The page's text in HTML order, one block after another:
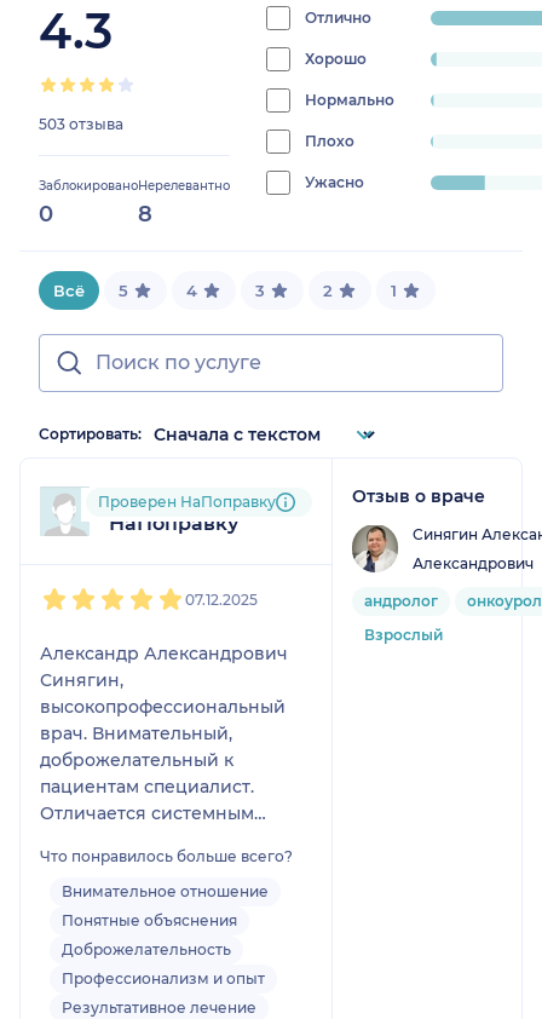
4.3
503 отзыва
Заблокировано
0
Нерелевантно
8
Отличноprogress:
Хорошо
1.5904572564612325%
Нормально
0.7952286282306162%
Плохо
0.5964214711729622%
Ужасно
progress:
14.910536779324055%
Всё 5 4 3 2 1
Сортировать:
Пользователь
НаПоправку
Проверен НаПоправку
07.12.2025
Александр Александрович
Синягин,
высокопрофессиональный
врач. Внимательный,
доброжелательный к
пациентам специалист.
Отличается системным
пациента, находит
наилучшее решение.
Выражаю благодарность
Александру Александровичу
за помощь в в решении
моего вопроса.
Что понравилось больше всего?
Внимательное отношение
Понятные объяснения
Доброжелательность
Профессионализм и опыт
Результативное лечение
Отзыв о враче
Синягин
Александрович
андролог
Взрослый